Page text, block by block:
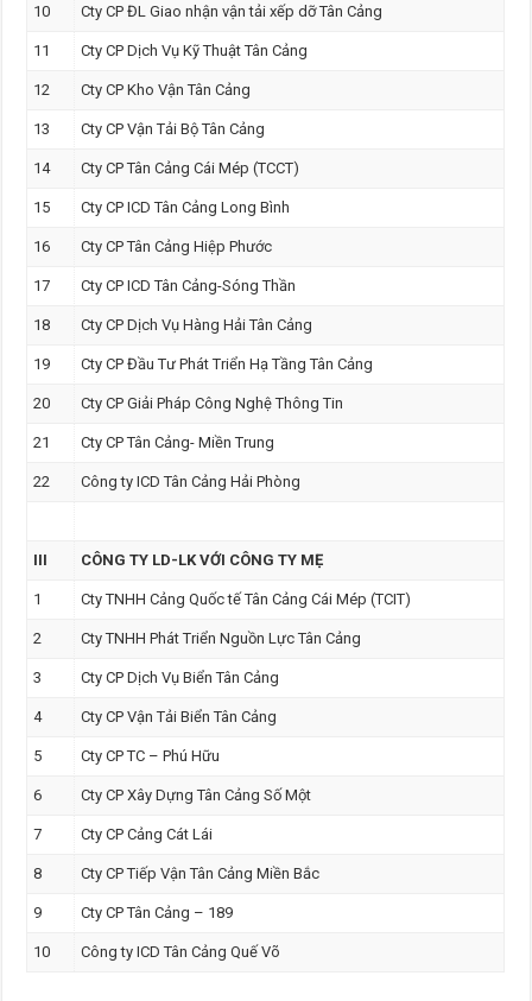
10 Cty CP ĐL Giao nhận vận tải xếp dỡ Tân Cảng
11 Cty CP Dịch Vụ Kỹ Thuật Tân Cảng
12 Cty CP Kho Vận Tân Cảng
13 Cty CP Vận Tải Bộ Tân Cảng
14 Cty CP Tân Cảng Cái Mép (TCCT)
15 Cty CP ICD Tân Cảng Long Bình
16 Cty CP Tân Cảng Hiệp Phước
17 Cty CP ICD Tân Cảng-Sóng Thần
18 Cty CP Dịch Vụ Hàng Hải Tân Cảng
19 Cty CP Đầu Tư Phát Triển Hạ Tầng Tân Cảng
20 Cty CP Giải Pháp Công Nghệ Thông Tin
21 Cty CP Tân Cảng- Miền Trung
22 Công ty ICD Tân Cảng Hải Phòng
III CÔNG TY LD-LK VỚI CÔNG TY MẸ
1 Cty TNHH Cảng Quốc tế Tân Cảng Cái Mép (TCIT)
2 Cty TNHH Phát Triển Nguồn Lực Tân Cảng
3 Cty CP Dịch Vụ Biển Tân Cảng
4 Cty CP Vận Tải Biển Tân Cảng
5 Cty CP TC – Phú Hữu
6 Cty CP Xây Dựng Tân Cảng Số Một
7 Cty CP Cảng Cát Lái
8 Cty CP Tiếp Vận Tân Cảng Miền Bắc
9 Cty CP Tân Cảng – 189
10 Công ty ICD Tân Cảng Quế Võ